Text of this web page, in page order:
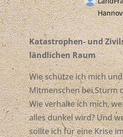
Katastrophen- und
ländlichen Raum
Wie schütze ich mich
Mitmenschen bei Sturm
Wie verhalte ich mich,
alles dunkel wird? Und
sollte ich für eine Krise